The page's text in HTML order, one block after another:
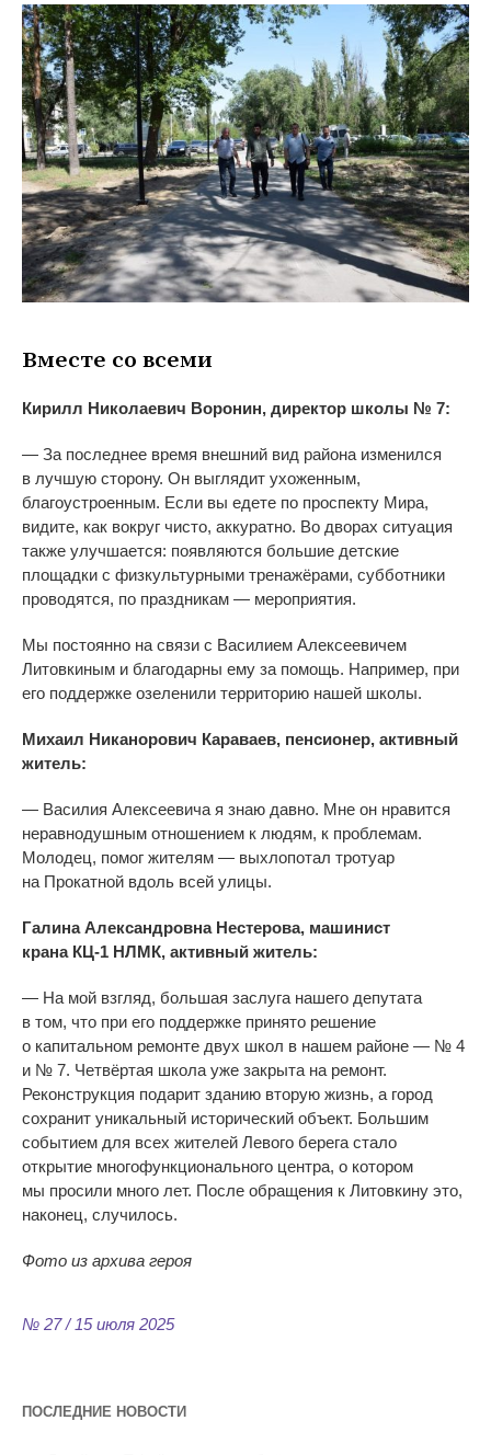
Вместе со всеми
Кирилл Николаевич Воронин, директор школы № 7:
— За последнее время внешний вид района изменился
в лучшую сторону. Он выглядит ухоженным,
благоустроенным. Если вы едете по проспекту Мира,
видите, как вокруг чисто, аккуратно. Во дворах ситуация
также улучшается: появляются большие детские
площадки с физкультурными тренажёрами, субботники
проводятся, по праздникам — мероприятия.
Мы постоянно на связи с Василием Алексеевичем
Литовкиным и благодарны ему за помощь. Например, при
его поддержке озеленили территорию нашей школы.
Михаил Никанорович Караваев, пенсионер, активный
житель:
— Василия Алексеевича я знаю давно. Мне он нравится
неравнодушным отношением к людям, к проблемам.
Молодец, помог жителям — выхлопотал тротуар
на Прокатной вдоль всей улицы.
Галина Александровна Нестерова, машинист
крана КЦ-1 НЛМК, активный житель:
— На мой взгляд, большая заслуга нашего депутата
в том, что при его поддержке принято решение
о капитальном ремонте двух школ в нашем районе — № 4
и № 7. Четвёртая школа уже закрыта на ремонт.
Реконструкция подарит зданию вторую жизнь, а город
сохранит уникальный исторический объект. Большим
событием для всех жителей Левого берега стало
открытие многофункционального центра, о котором
мы просили много лет. После обращения к Литовкину это,
наконец, случилось.
Фото из архива героя
№ 27 / 15 июля 2025
ПОСЛЕДНИЕ НОВОСТИ